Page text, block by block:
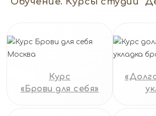
Курс
«Брови для себя»